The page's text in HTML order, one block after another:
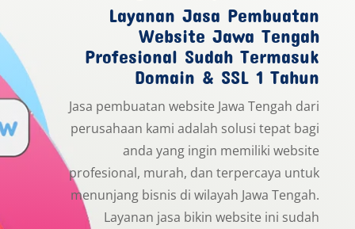
Layanan Jasa Pembuatan
Website Jawa Tengah
Profesional Sudah Termasuk
Domain & SSL 1 Tahun
Jasa pembuatan website Jawa Tengah dari
perusahaan kami adalah solusi tepat bagi
anda yang ingin memiliki website
profesional, murah, dan terpercaya untuk
menunjang bisnis di wilayah Jawa Tengah.
Layanan jasa bikin website ini sudah